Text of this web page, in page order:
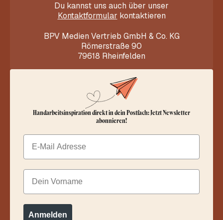
Du kannst uns auch über unser
Kontaktformular kontaktieren
BPV Medien Vertrieb GmbH & Co. KG
Römerstraße 90
79618 Rheinfelden
Handarbeitsinspiration direkt in dein Postfach: Jetzt Newsletter
abonnieren!
Email
Dein Vorname
Anmelden